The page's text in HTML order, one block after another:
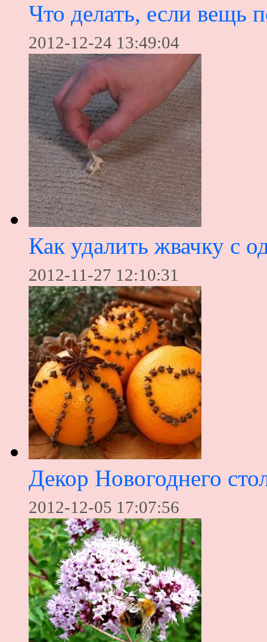
Что делать, если вещь
2012-12-24 13:49:04
Как удалить жвачку с
2012-11-27 12:10:31
Декор Новогоднего
2012-12-05 17:07:56